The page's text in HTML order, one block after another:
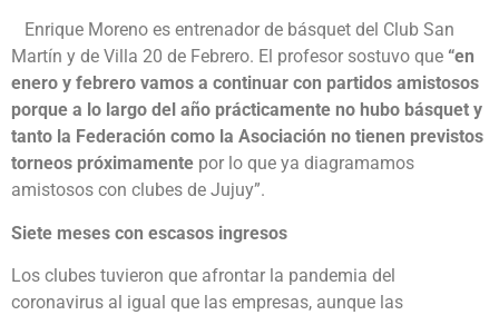
Enrique Moreno es entrenador de básquet del Club San
Martín y de Villa 20 de Febrero. El profesor sostuvo que “en
enero y febrero vamos a continuar con partidos amistosos
porque a lo largo del año prácticamente no hubo básquet y
tanto la Federación como la Asociación no tienen previstos
torneos próximamente por lo que ya diagramamos
amistosos con clubes de Jujuy”.
Siete meses con escasos ingresos
Los clubes tuvieron que afrontar la pandemia del
coronavirus al igual que las empresas, aunque las